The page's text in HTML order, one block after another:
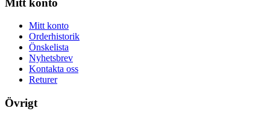
Mitt konto
Orderhistorik
Önskelista
Nyhetsbrev
Kontakta oss
Returer
Övrigt